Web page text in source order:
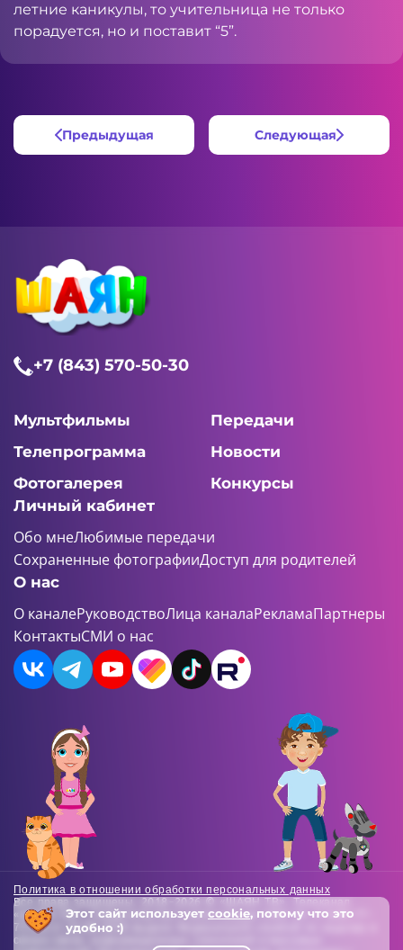
летние каникулы, то учительница не только
порадуется, но и поставит “5”.
Предыдущая Следующая
+7 (843) 570-50-30
Мультфильмы
Передачи
Телепрограмма
Новости
Фотогалерея
Конкурсы
Личный кабинет
Обо мнеЛюбимые передачи
Сохраненные фотографииДоступ для родителей
О нас
О каналеРуководствоЛица каналаРекламаПартнеры
КонтактыСМИ о нас
Политика в отношении обработки персональных данных
Все права защищены. 2018-2026 © «ШАЯН ТВ». Телеканал
«ШАЯН ТВ» , Свидетельство о регистрации СМИ Эл-Л №ФС77-
73138 от 22.06.2018 выдано Федеральной службой по надзору в
сфере связи, информационных технологий и массовых
Этот сайт использует cookie, потому что это
удобно :)